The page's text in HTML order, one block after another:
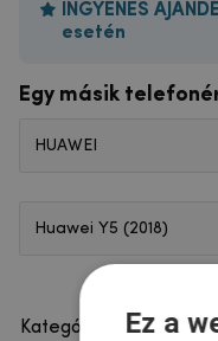
INGYENES
esetén
Egy másik
HUAWEI
Huawei Y5 (2018)
Kategória
Ez a